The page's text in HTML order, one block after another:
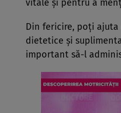
vitale și pentru a
Din fericire, poți
dietetice și
important să-l